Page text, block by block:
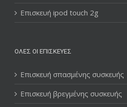
Επισκευή ipod touch 2g
ΌΛΕΣ ΟΙ ΕΠΙΣΚΕΥΈΣ
Επισκευή σπασμένης συσκευής
Επισκευή βρεγμένης συσκευής